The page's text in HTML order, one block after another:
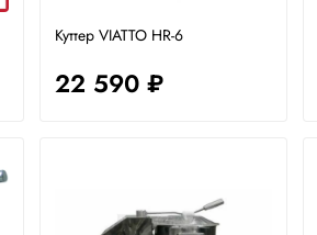
Куттер VIATTO HR-6
22 590 ₽